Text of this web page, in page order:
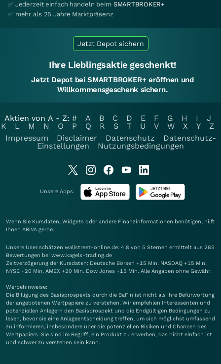
✅ Jederzeit einfach handeln beim SMARTBROKER+
✅ mehr als 25 Jahre Marktpräsenz
Jetzt Depot sichern
Ihre Lieblingsaktie geschenkt!
Jetzt Depot bei SMARTBROKER+ eröffnen und
Willkommensgeschenk sichern.
Aktien von A - Z: # A B C D E F G H I
J
K
L M N O P Q R S T U V W X Y
Z
Impressum
Disclaimer Datenschutz
Datenschutz-
Einstellungen
Nutzungsbedingungen
Unsere Apps:
Wenn Sie Kursdaten, Widgets oder andere Finanzinformationen benötigen, hilft
Ihnen ARIVA gerne.
Unsere User schätzen wallstreet-online.de: 4.8 von 5 Sternen ermittelt aus 285
Bewertungen bei www.kagels-trading.de
Zeitverzögerung der Kursdaten: Deutsche Börsen +15 Min. NASDAQ +15 Min.
NYSE +20 Min. AMEX +20 Min. Dow Jones +15 Min. Alle Angaben ohne Gewähr.
Werbehinweise:
Die Billigung des Basisprospekts durch die BaFin ist nicht als ihre Befürwortung
der angebotenen Wertpapiere zu verstehen. Wir empfehlen Interessenten und
potenziellen Anlegern den Basisprospekt und die Endgültigen Bedingungen zu
lesen, bevor sie eine Anlageentscheidung treffen, um sich möglichst umfassend
zu informieren, insbesondere über die potenziellen Risiken und Chancen des
Wertpapiers. Sie sind im Begriff, ein Produkt zu erwerben, das nicht einfach ist
und schwer zu verstehen sein kann.